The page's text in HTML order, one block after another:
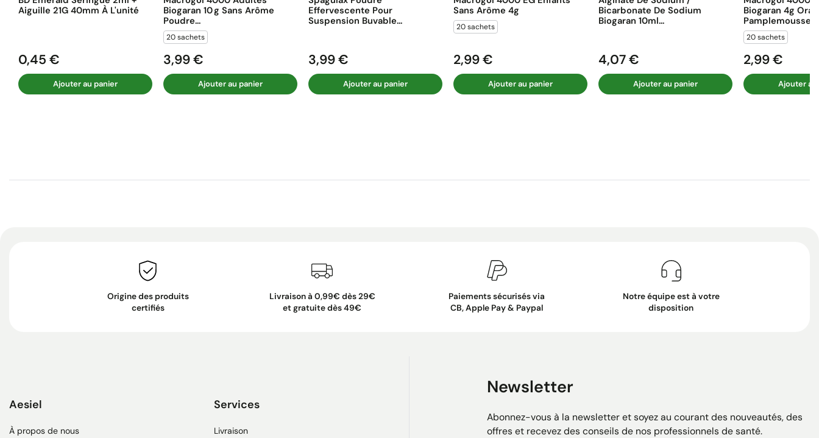
Aiguille 21G 40mm À L'unité
Prix
0,45 €
Ajouter au panier
Biogaran 10 G Sans Arôme
Poudre...
20 sachets
Prix
3,99 €
Ajouter au panier
Effervescente Pour
Suspension Buvable...
Prix
3,99 €
Ajouter au panier
Sans Arôme 4g
20 sachets
Prix
2,99 €
Ajouter au panier
Bicarbonate De Sodium
Biogaran 10ml...
Prix
4,07 €
Ajouter au panier
Biogaran 4g
Pamplemousse...
20 sachets
Prix
2,99 €
Ajouter au
Origine des produits
certifiés
Livraison à 0,99€ dès 29€
et gratuite dès 49€
Paiements sécurisés via
CB, Apple Pay & Paypal
Notre équipe est à votre
disposition
Aesiel
À propos de nous
Services
Livraison
Newsletter
Abonnez-vous à la newsletter et soyez au courant des nouveautés, des
offres et recevez des conseils de nos professionnels de santé.